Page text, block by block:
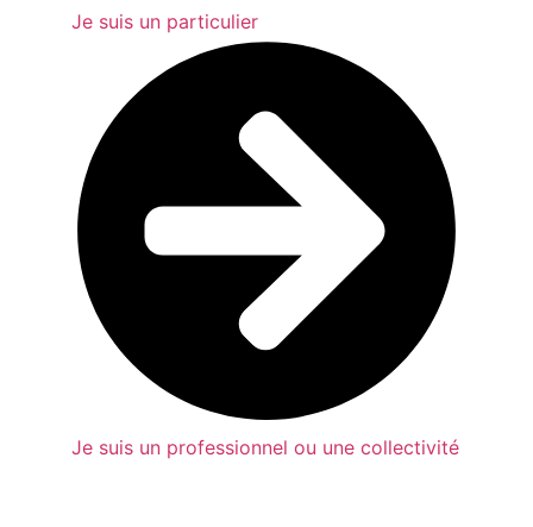
Je suis un particulier
Je suis un professionnel ou une collectivité